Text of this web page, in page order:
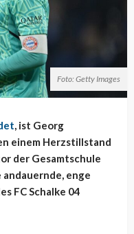
Foto: Getty Images
, ist Georg
einem Herzstillstand
der Gesamtschule
enge
FC Schalke 04